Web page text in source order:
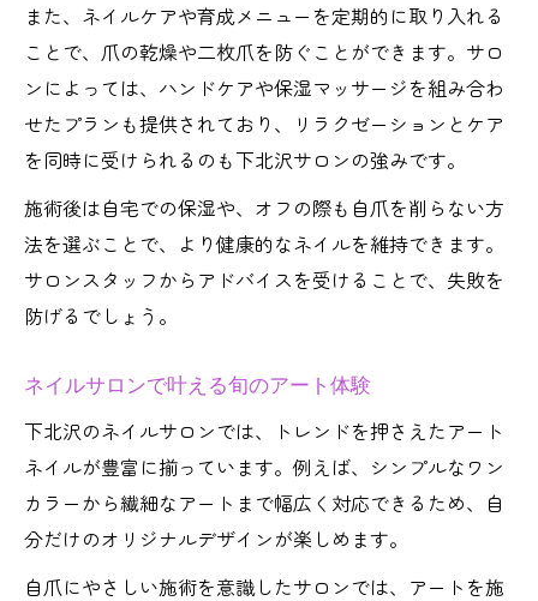
また、ネイルケアや育成メニューを定期的に取り入れる
ことで、爪の乾燥や二枚爪を防ぐことができます。サロ
ンによっては、ハンドケアや保湿マッサージを組み合わ
せたプランも提供されており、リラクゼーションとケア
を同時に受けられるのも下北沢サロンの強みです。
施術後は自宅での保湿や、オフの際も自爪を削らない方
法を選ぶことで、より健康的なネイルを維持できます。
サロンスタッフからアドバイスを受けることで、失敗を
防げるでしょう。
ネイルサロンで叶える旬のアート体験
下北沢のネイルサロンでは、トレンドを押さえたアート
ネイルが豊富に揃っています。例えば、シンプルなワン
カラーから繊細なアートまで幅広く対応できるため、自
分だけのオリジナルデザインが楽しめます。
自爪にやさしい施術を意識したサロンでは、アートを施